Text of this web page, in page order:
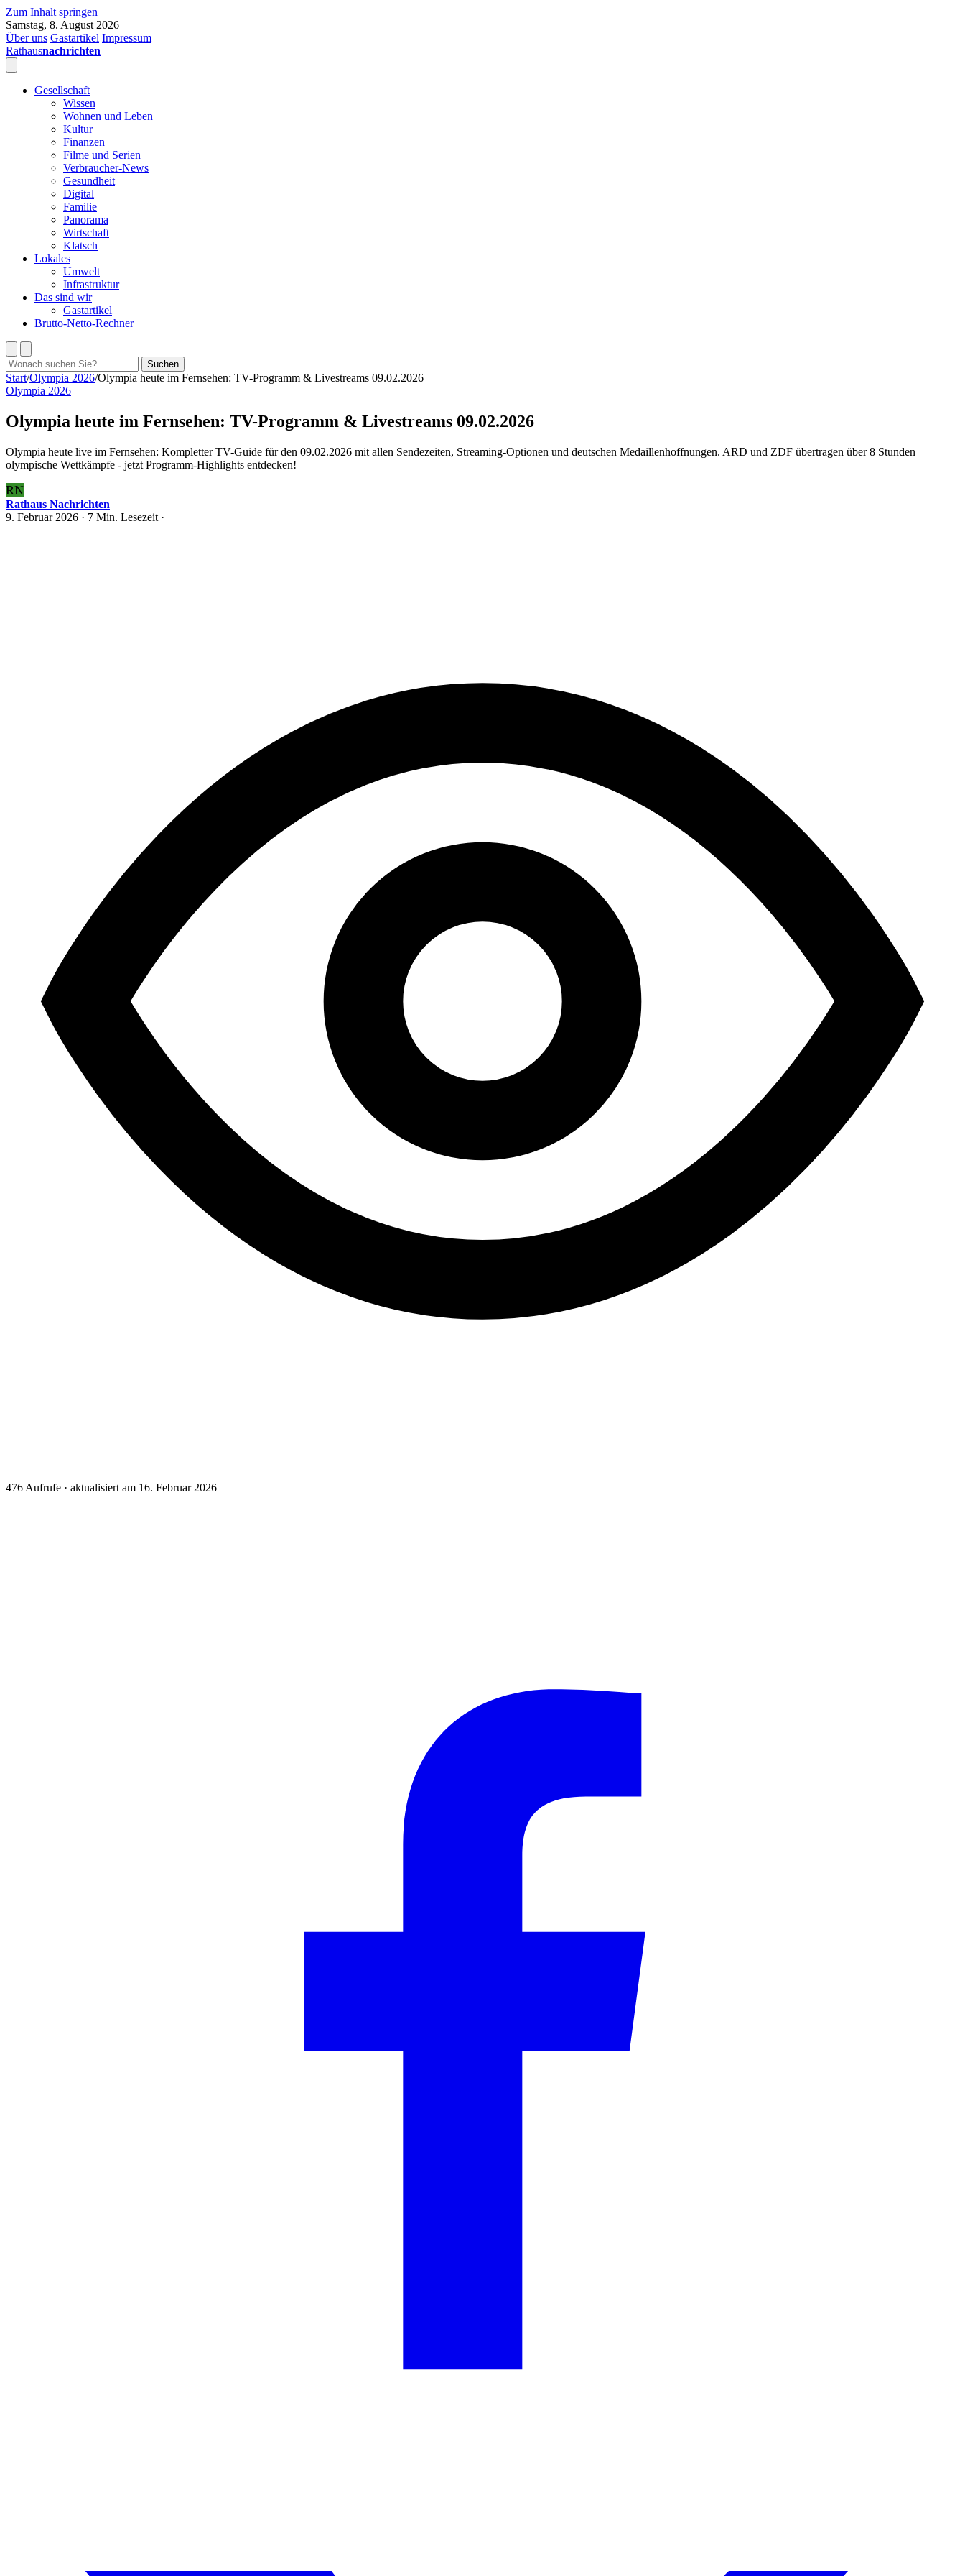
Zum Inhalt springen
Samstag, 8. August 2026
Über uns Gastartikel Impressum
Rathausnachrichten
Gesellschaft
Wissen
Wohnen und Leben
Kultur
Finanzen
Filme und Serien
Verbraucher-News
Gesundheit
Digital
Familie
Panorama
Wirtschaft
Klatsch
Lokales
Umwelt
Infrastruktur
Das sind wir
Gastartikel
Brutto-Netto-Rechner
Suchen
nach:
Suchen
Start/Olympia 2026/Olympia heute im Fernsehen: TV-Programm & Livestreams 09.02.2026
Olympia 2026
Olympia heute im Fernsehen: TV-Programm & Livestreams 09.02.2026
Olympia heute live im Fernsehen: Kompletter TV-Guide für den 09.02.2026 mit allen Sendezeiten, Streaming-Optionen und deutschen Medaillenhoffnungen. ARD und ZDF übertragen über 8 Stunden
olympische Wettkämpfe - jetzt Programm-Highlights entdecken!
RN
Rathaus Nachrichten
9. Februar 2026 · 7 Min. Lesezeit ·
476 Aufrufe · aktualisiert am 16. Februar 2026